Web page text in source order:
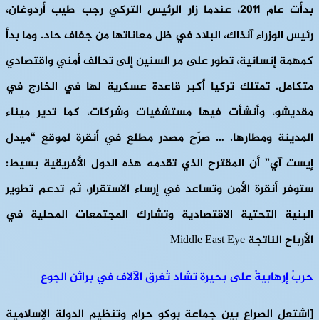
بدأت عام 2011، عندما زار الرئيس التركي رجب طيب أردوغان،
رئيس الوزراء آنذاك، البلاد في ظل معاناتها من جفاف حاد. وما بدأ
كمهمة إنسانية، تطور على مر السنين إلى تحالف أمني واقتصادي
متكامل. تمتلك تركيا أكبر قاعدة عسكرية لها في الخارج في
مقديشو، وأنشأت فيها مستشفيات وشركات، كما تدير ميناء
المدينة ومطارها. … صرّح مصدر مطلع في أنقرة لموقع “ميدل
إيست آي” أن المقترح الذي تقدمه هذه الدول الأفريقية بسيط:
ستوفر أنقرة الأمن وتساعد في إرساء الاستقرار، ثم تدعم تطوير
البنية التحتية الاقتصادية وتشارك المجتمعات المحلية في
الأرباح الناتجة Middle East Eye
حربٌ إرهابيةٌ على بحيرة تشاد تُغرق الآلاف في براثن الجوع
[اشتعل الصراع بين جماعة بوكو حرام وتنظيم الدولة الإسلامية